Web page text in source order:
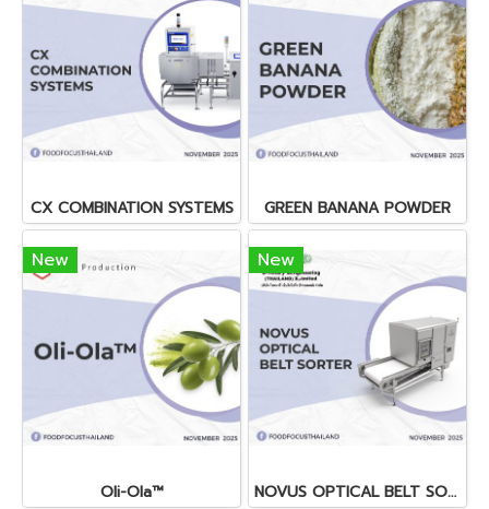
CX COMBINATION SYSTEMS GREEN BANANA POWDER
New
Oli-Ola™
New
NOVUS OPTICAL BELT SORTER